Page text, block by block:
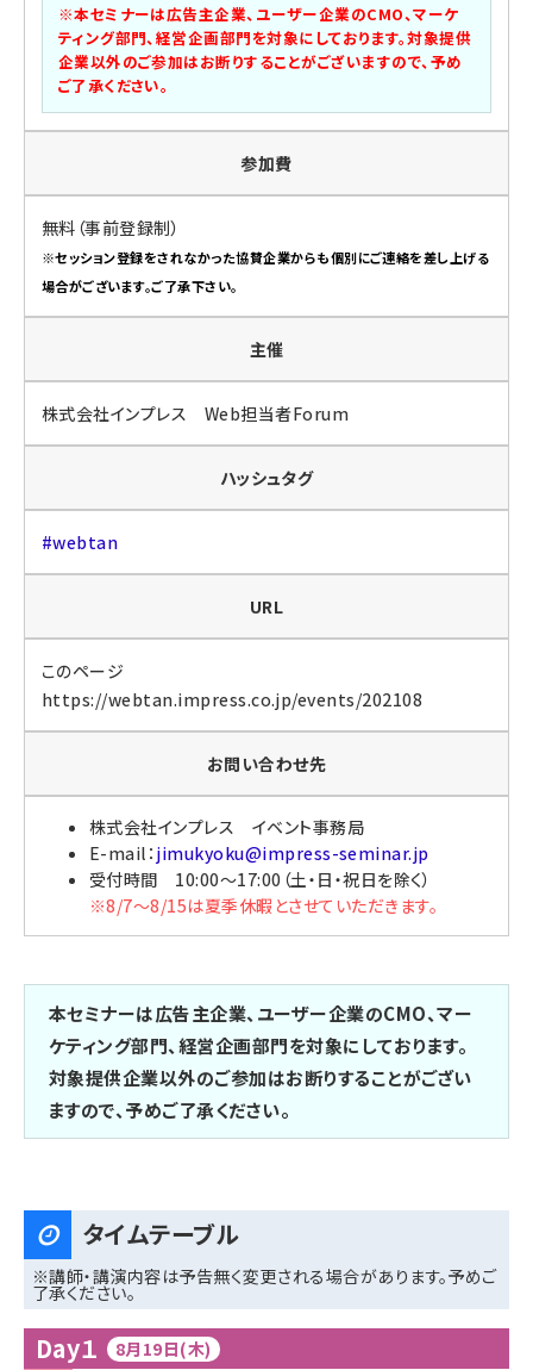
※本セミナーは広告主企業、ユーザー企業のCMO、マーケ
ティング部門、経営企画部門を対象にしております。対象提供
企業以外のご参加はお断りすることがございますので、予め
ご了承ください。
参加費
無料（事前登録制）
※セッション登録をされなかった協賛企業からも個別にご連絡を差し上げる
場合がございます。ご了承下さい。
主催
株式会社インプレス Web担当者Forum
ハッシュタグ
#webtan
URL
このページ
https://webtan.impress.co.jp/events/202108
お問い合わせ先
株式会社インプレス イベント事務局
E-mail： jimukyoku@impress-seminar.jp
受付時間 10:00〜17:00（土・日・祝日を除く）
※8/7〜8/15は夏季休暇とさせていただきます。
本セミナーは広告主企業、ユーザー企業のCMO、マー
ケティング部門、経営企画部門を対象にしております。
対象提供企業以外のご参加はお断りすることがござい
ますので、予めご了承ください。
タイムテーブル
※講師・講演内容は予告無く変更される場合があります。予めご
了承ください。
Day１ 8月19日(木)